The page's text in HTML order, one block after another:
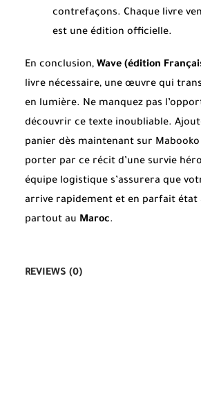
contrefaçons. Chaque livre
est une édition officielle.
En conclusion, Wave (édition
livre nécessaire, une œuvre qui
en lumière. Ne manquez pas
découvrir ce texte inoubliable.
panier dès maintenant sur Mabooko
porter par ce récit d’une survie
équipe logistique s’assurera que
arrive rapidement et en parfait état
partout au Maroc.
REVIEWS (0)